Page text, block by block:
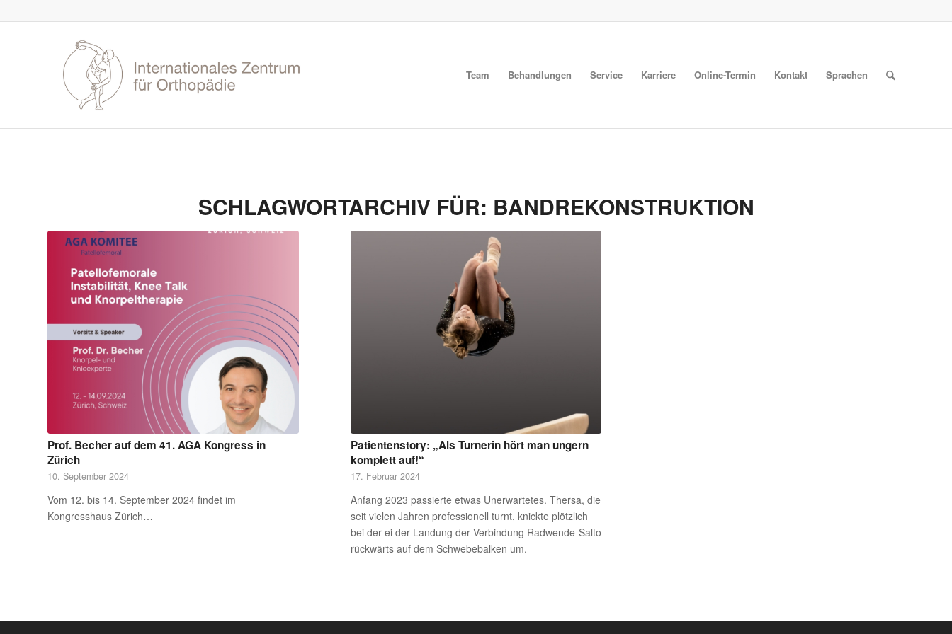
Team Behandlungen Service Karriere Online-Termin Kontakt Sprachen
SCHLAGWORTARCHIV FÜR: BANDREKONSTRUKTION
Prof. Becher auf dem 41. AGA Kongress in
Zürich
10. September 2024
Vom 12. bis 14. September 2024 findet im
Kongresshaus Zürich…
Patientenstory: „Als Turnerin hört man ungern
komplett auf!“
17. Februar 2024
Anfang 2023 passierte etwas Unerwartetes. Thersa, die
seit vielen Jahren professionell turnt, knickte plötzlich
bei der ei der Landung der Verbindung Radwende-Salto
rückwärts auf dem Schwebebalken um.